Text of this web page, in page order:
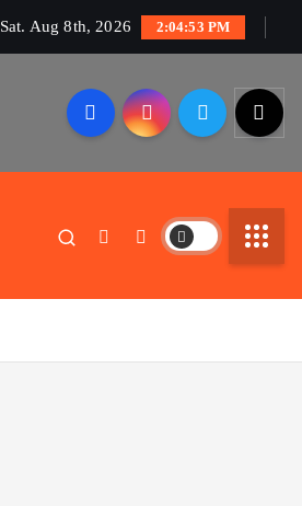
Sat. Aug 8th, 2026 2:04:54 PM